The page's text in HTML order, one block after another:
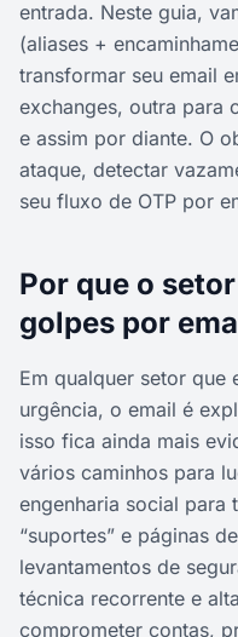
entrada. Neste guia,
(aliases +
transformar seu email
exchanges, outra para
e assim por diante. O
ataque, detectar
seu fluxo de OTP por
Por que o
golpes por
Em qualquer setor que
urgência, o email é
isso fica ainda mais
vários caminhos para
engenharia social para
“suportes” e páginas
levantamentos de
técnica recorrente e
comprometer contas,